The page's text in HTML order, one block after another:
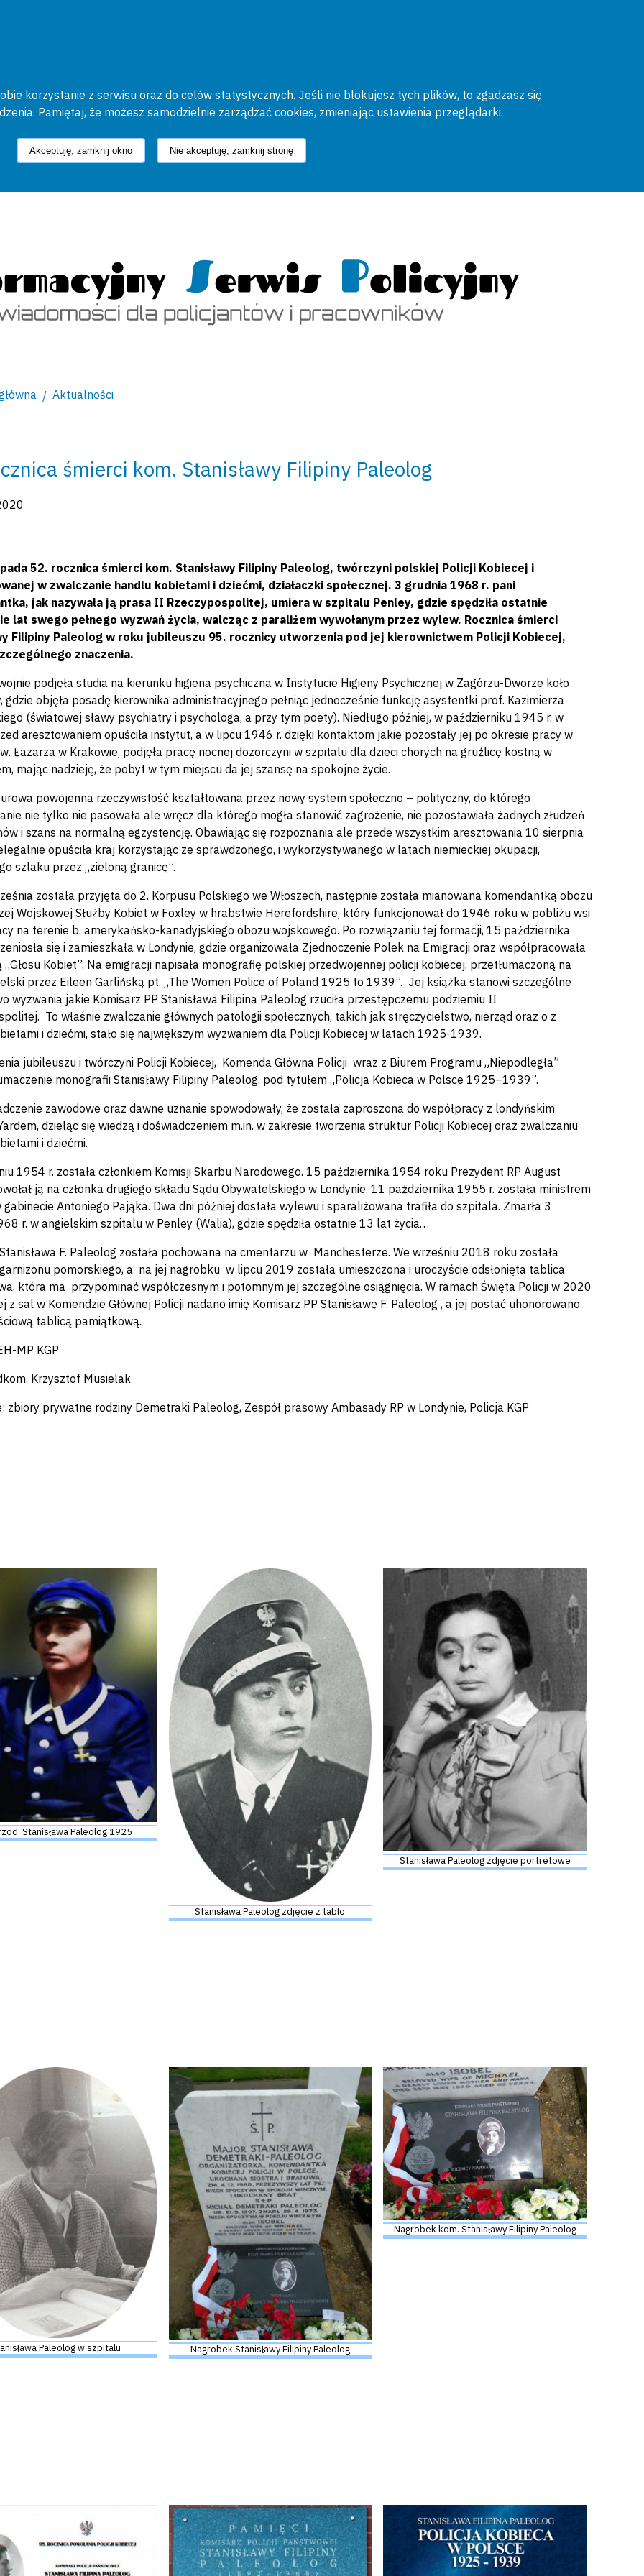
korzystanie z serwisu oraz do celów statystycznych. Jeśli nie blokujesz tych plików, to zgadzasz się
Pamiętaj, że możesz samodzielnie zarządzać cookies, zmieniając ustawienia przeglądarki.
Akceptuję, zamknij okno Nie akceptuję, zamknij stronę
Aktualności
śmierci kom. Stanisławy Filipiny Paleolog
52. rocznica śmierci kom. Stanisławy Filipiny Paleolog, twórczyni polskiej Policji Kobiecej i
w zwalczanie handlu kobietami i dziećmi, działaczki społecznej. 3 grudnia 1968 r. pani
jak nazywała ją prasa II Rzeczypospolitej, umiera w szpitalu Penley, gdzie spędziła ostatnie
lat swego pełnego wyzwań życia, walcząc z paraliżem wywołanym przez wylew. Rocznica śmierci
Filipiny Paleolog w roku jubileuszu 95. rocznicy utworzenia pod jej kierownictwem Policji Kobiecej,
znaczenia.
podjęła studia na kierunku higiena psychiczna w Instytucie Higieny Psychicznej w Zagórzu-Dworze koło
gdzie objęła posadę kierownika administracyjnego pełniąc jednocześnie funkcję asystentki prof. Kazimierza
(światowej sławy psychiatry i psychologa, a przy tym poety). Niedługo później, w październiku 1945 r. w
aresztowaniem opuściła instytut, a w lipcu 1946 r. dzięki kontaktom jakie pozostały jej po okresie pracy w
Łazarza w Krakowie, podjęła pracę nocnej dozorczyni w szpitalu dla dzieci chorych na gruźlicę kostną w
mając nadzieję, że pobyt w tym miejscu da jej szansę na spokojne życie.
powojenna rzeczywistość kształtowana przez nowy system społeczno – polityczny, do którego
nie tylko nie pasowała ale wręcz dla którego mogła stanowić zagrożenie, nie pozostawiała żadnych złudzeń
i szans na normalną egzystencję. Obawiając się rozpoznania ale przede wszystkim aresztowania 10 sierpnia
opuściła kraj korzystając ze sprawdzonego, i wykorzystywanego w latach niemieckiej okupacji,
szlaku przez „zieloną granicę”.
została przyjęta do 2. Korpusu Polskiego we Włoszech, następnie została mianowana komendantką obozu
Wojskowej Służby Kobiet w Foxley w hrabstwie Herefordshire, który funkcjonował do 1946 roku w pobliżu wsi
na terenie b. amerykańsko-kanadyjskiego obozu wojskowego. Po rozwiązaniu tej formacji, 15 października
się i zamieszkała w Londynie, gdzie organizowała Zjednoczenie Polek na Emigracji oraz współpracowała
„Głosu Kobiet”. Na emigracji napisała monografię polskiej przedwojennej policji kobiecej, przetłumaczoną na
przez Eileen Garlińską pt. „The Women Police of Poland 1925 to 1939”. Jej książka stanowi szczególne
wyzwania jakie Komisarz PP Stanisława Filipina Paleolog rzuciła przestępczemu podziemiu II
To właśnie zwalczanie głównych patologii społecznych, takich jak stręczycielstwo, nierząd oraz o z
i dziećmi, stało się największym wyzwaniem dla Policji Kobiecej w latach 1925-1939.
jubileuszu i twórczyni Policji Kobiecej, Komenda Główna Policji wraz z Biurem Programu „Niepodległa”
monografii Stanisławy Filipiny Paleolog, pod tytułem „Policja Kobieca w Polsce 1925–1939”.
zawodowe oraz dawne uznanie spowodowały, że została zaproszona do współpracy z londyńskim
dzieląc się wiedzą i doświadczeniem m.in. w zakresie tworzenia struktur Policji Kobiecej oraz zwalczaniu
i dziećmi.
1954 r. została członkiem Komisji Skarbu Narodowego. 15 października 1954 roku Prezydent RP August
ją na członka drugiego składu Sądu Obywatelskiego w Londynie. 11 października 1955 r. została ministrem
Antoniego Pająka. Dwa dni później dostała wylewu i sparaliżowana trafiła do szpitala. Zmarła 3
r. w angielskim szpitalu w Penley (Walia), gdzie spędziła ostatnie 13 lat życia…
F. Paleolog została pochowana na cmentarzu w Manchesterze. We wrześniu 2018 roku została
pomorskiego, a na jej nagrobku w lipcu 2019 została umieszczona i uroczyście odsłonięta tablica
która ma przypominać współczesnym i potomnym jej szczególne osiągnięcia. W ramach Święta Policji w 2020
z sal w Komendzie Głównej Policji nadano imię Komisarz PP Stanisławę F. Paleolog , a jej postać uhonorowano
tablicą pamiątkową.
MP KGP
Krzysztof Musielak
zbiory prywatne rodziny Demetraki Paleolog, Zespół prasowy Ambasady RP w Londynie, Policja KGP
Stanisława Paleolog 1925
Stanisława Paleolog zdjęcie z tablo
Stanisława Paleolog zdjęcie portretowe
Paleolog w szpitalu Nagrobek Stanisławy Filipiny Paleolog
Nagrobek kom. Stanisławy Filipiny Paleolog